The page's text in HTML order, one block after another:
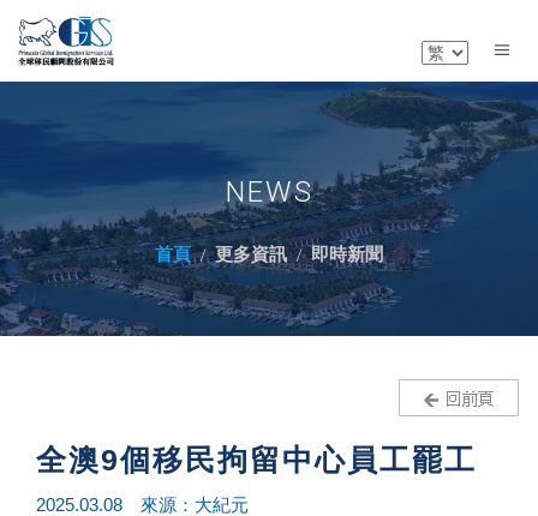
NEWS
首頁 更多資訊 即時新聞
全澳9個移民拘留中心員工罷工
2025.03.08 來源：大紀元